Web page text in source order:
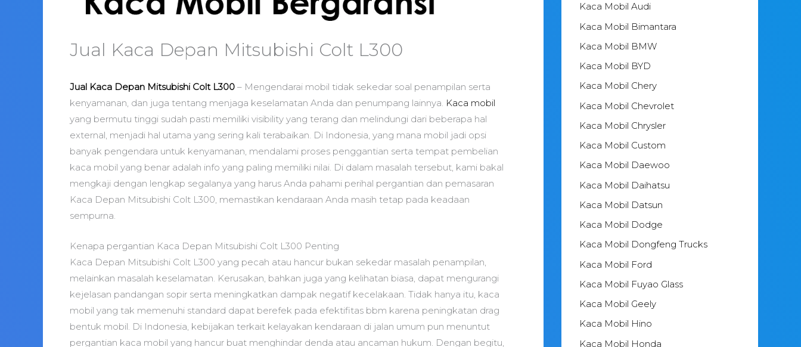
Jual Kaca Depan Mitsubishi Colt L300
Jual Kaca Depan Mitsubishi Colt L300 – Mengendarai mobil tidak sekedar soal penampilan serta
kenyamanan, dan juga tentang menjaga keselamatan Anda dan penumpang lainnya. Kaca mobil
yang bermutu tinggi sudah pasti memiliki visibility yang terang dan melindungi dari beberapa hal
external, menjadi hal utama yang sering kali terabaikan. Di Indonesia, yang mana mobil jadi opsi
banyak pengendara untuk kenyamanan, mendalami proses penggantian serta tempat pembelian
kaca mobil yang benar adalah info yang paling memiliki nilai. Di dalam masalah tersebut, kami bakal
mengkaji dengan lengkap segalanya yang harus Anda pahami perihal pergantian dan pemasaran
Kaca Depan Mitsubishi Colt L300, memastikan kendaraan Anda masih tetap pada keadaan
sempurna.
Kenapa pergantian Kaca Depan Mitsubishi Colt L300 Penting
Kaca Depan Mitsubishi Colt L300 yang pecah atau hancur bukan sekedar masalah penampilan,
melainkan masalah keselamatan. Kerusakan, bahkan juga yang kelihatan biasa, dapat mengurangi
kejelasan pandangan sopir serta meningkatkan dampak negatif kecelakaan. Tidak hanya itu, kaca
mobil yang tak memenuhi standard dapat berefek pada efektifitas bbm karena peningkatan drag
bentuk mobil. Di Indonesia, kebijakan terkait kelayakan kendaraan di jalan umum pun menuntut
pergantian kaca mobil yang hancur buat menghindar denda atau ancaman hukum. Dengan begitu,
Kaca Mobil Audi
Kaca Mobil Bimantara
Kaca Mobil BMW
Kaca Mobil BYD
Kaca Mobil Chery
Kaca Mobil Chevrolet
Kaca Mobil Chrysler
Kaca Mobil Custom
Kaca Mobil Daewoo
Kaca Mobil Daihatsu
Kaca Mobil Datsun
Kaca Mobil Dodge
Kaca Mobil Dongfeng Trucks
Kaca Mobil Ford
Kaca Mobil Fuyao Glass
Kaca Mobil Geely
Kaca Mobil Hino
Kaca Mobil Honda